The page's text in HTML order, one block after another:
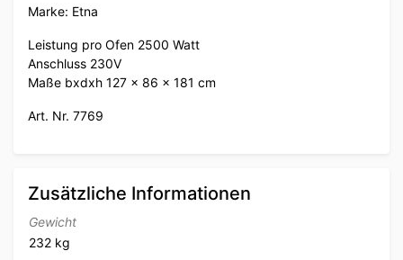
Marke: Etna
Leistung pro Ofen 2500 Watt
Anschluss 230V
Maße bxdxh 127 x 86 x 181 cm
Art. Nr. 7769
Zusätzliche Informationen
Gewicht
232 kg